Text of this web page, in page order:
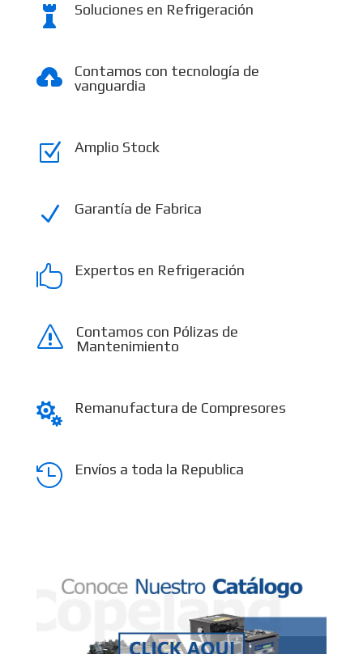
 Soluciones en Refrigeración

Contamos con tecnología de
vanguardia
Z Amplio Stock
N Garantía de Fabrica
 Expertos en Refrigeración
s
Contamos con Pólizas de
Mantenimiento
 Remanufactura de Compresores
 Envíos a toda la Republica